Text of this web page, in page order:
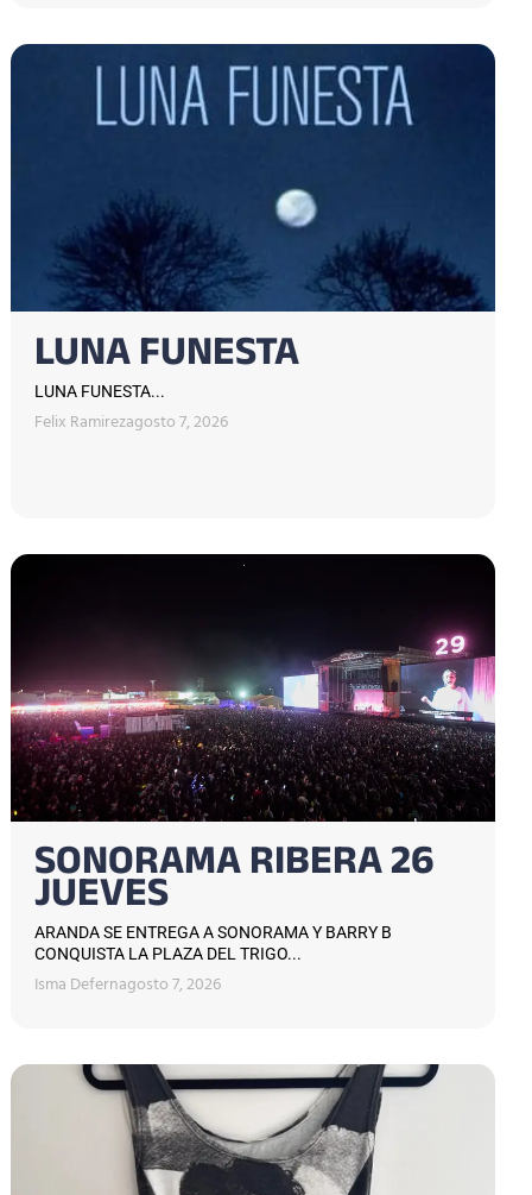
LUNA FUNESTA
LUNA FUNESTA...
Felix Ramirezagosto 7, 2026
SONORAMA RIBERA 26
JUEVES
ARANDA SE ENTREGA A SONORAMA Y BARRY B
CONQUISTA LA PLAZA DEL TRIGO...
Isma Defernagosto 7, 2026